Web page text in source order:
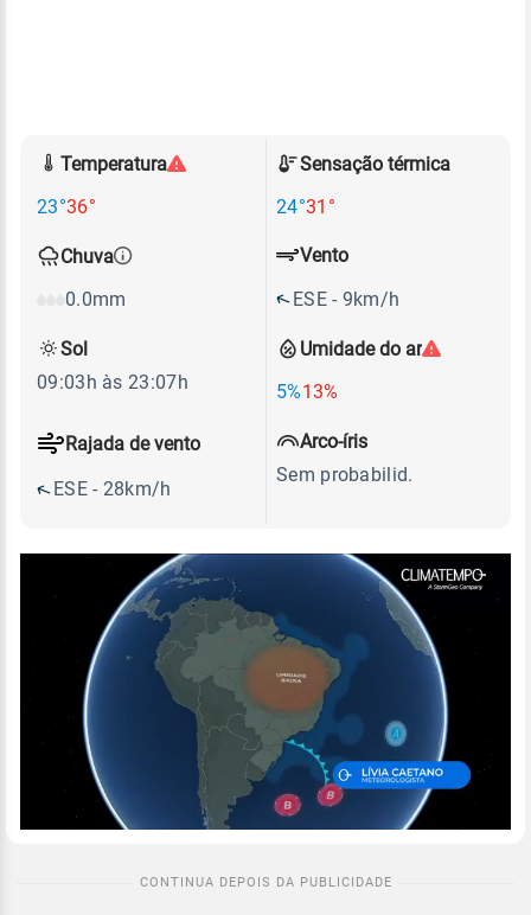
Temperatura
23°36°
Sensação térmica
24°31°
Chuva
0.0mm
Umidade do ar
5%13%
Vento
ESE - 9km/h
Rajada de vento
ESE - 28km/h
Sol
09:03h às 23:07h
Arco-íris
Sem probabilid.